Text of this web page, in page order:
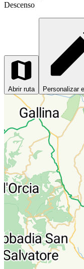
Descenso
Abrir ruta Personalizar